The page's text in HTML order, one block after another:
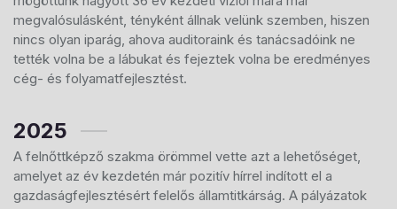
megvalósulásként, tényként állnak velünk szemben, hiszen
nincs olyan iparág, ahova auditoraink és tanácsadóink ne
tették volna be a lábukat és fejeztek volna be eredményes
cég- és folyamatfejlesztést.
2025
A felnőttképző szakma örömmel vette azt a lehetőséget,
amelyet az év kezdetén már pozitív hírrel indított el a
gazdaságfejlesztésért felelős államtitkárság. A pályázatok